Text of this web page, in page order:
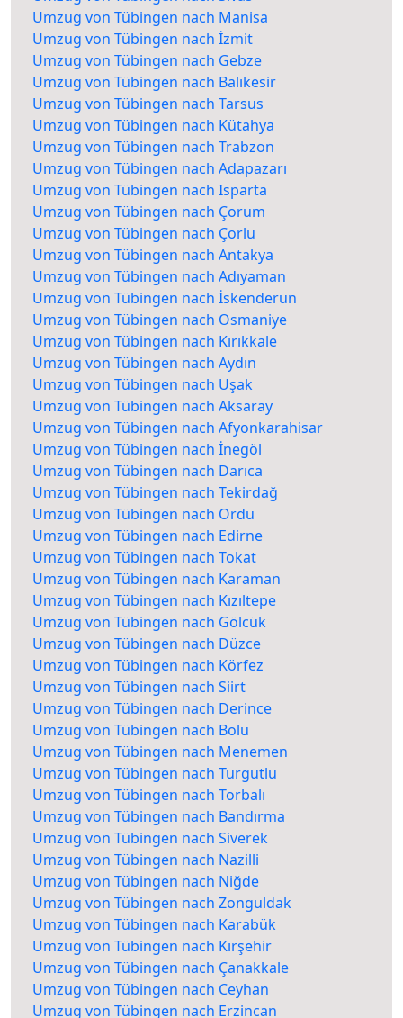
Umzug von Tübingen nach Manisa
Umzug von Tübingen nach İzmit
Umzug von Tübingen nach Gebze
Umzug von Tübingen nach Balıkesir
Umzug von Tübingen nach Tarsus
Umzug von Tübingen nach Kütahya
Umzug von Tübingen nach Trabzon
Umzug von Tübingen nach Adapazarı
Umzug von Tübingen nach Isparta
Umzug von Tübingen nach Çorum
Umzug von Tübingen nach Çorlu
Umzug von Tübingen nach Antakya
Umzug von Tübingen nach Adıyaman
Umzug von Tübingen nach İskenderun
Umzug von Tübingen nach Osmaniye
Umzug von Tübingen nach Kırıkkale
Umzug von Tübingen nach Aydın
Umzug von Tübingen nach Uşak
Umzug von Tübingen nach Aksaray
Umzug von Tübingen nach Afyonkarahisar
Umzug von Tübingen nach İnegöl
Umzug von Tübingen nach Darıca
Umzug von Tübingen nach Tekirdağ
Umzug von Tübingen nach Ordu
Umzug von Tübingen nach Edirne
Umzug von Tübingen nach Tokat
Umzug von Tübingen nach Karaman
Umzug von Tübingen nach Kızıltepe
Umzug von Tübingen nach Gölcük
Umzug von Tübingen nach Düzce
Umzug von Tübingen nach Körfez
Umzug von Tübingen nach Siirt
Umzug von Tübingen nach Derince
Umzug von Tübingen nach Bolu
Umzug von Tübingen nach Menemen
Umzug von Tübingen nach Turgutlu
Umzug von Tübingen nach Torbalı
Umzug von Tübingen nach Bandırma
Umzug von Tübingen nach Siverek
Umzug von Tübingen nach Nazilli
Umzug von Tübingen nach Niğde
Umzug von Tübingen nach Zonguldak
Umzug von Tübingen nach Karabük
Umzug von Tübingen nach Kırşehir
Umzug von Tübingen nach Çanakkale
Umzug von Tübingen nach Ceyhan
Umzug von Tübingen nach Erzincan